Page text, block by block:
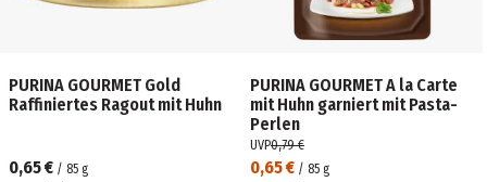
PURINA GOURMET Gold
Raffiniertes Ragout mit Huhn
0,65 € / 85 g
PURINA GOURMET A la Carte
mit Huhn garniert mit Pasta-
Perlen
0,65 € / 85 g
UVP0,79 €